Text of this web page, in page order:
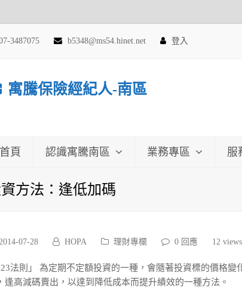
3487075 b5348@ms54.hinet.net 登入
寓騰保險經紀人-南區
首頁 認識寓騰南區 業務專區 服
方法：逢低加碼
07-28 HOPA 理財專欄 0 回應 12 views
法則」 為定期不定額投資的一種，會隨著投資標的價格
逢高減碼賣出，以達到降低成本而提升績效的一種方法。